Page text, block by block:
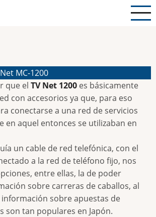
MC-1200
que el TV Net 1200 es básicamente
con accesorios ya que, para eso
conectarse a una red de servicios
en aquel entonces se utilizaban en
un cable de red telefónica, con el
a la red de teléfono fijo, nos
entre ellas, la de poder
sobre carreras de caballos, al
sobre apuestas de
son tan populares en Japón.